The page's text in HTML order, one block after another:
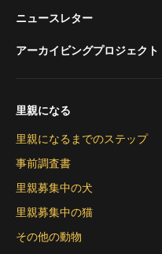
ニュースレター
アーカイビングプロジェクト
里親になる
里親になるまでのステップ
事前調査書
里親募集中の犬
里親募集中の猫
その他の動物